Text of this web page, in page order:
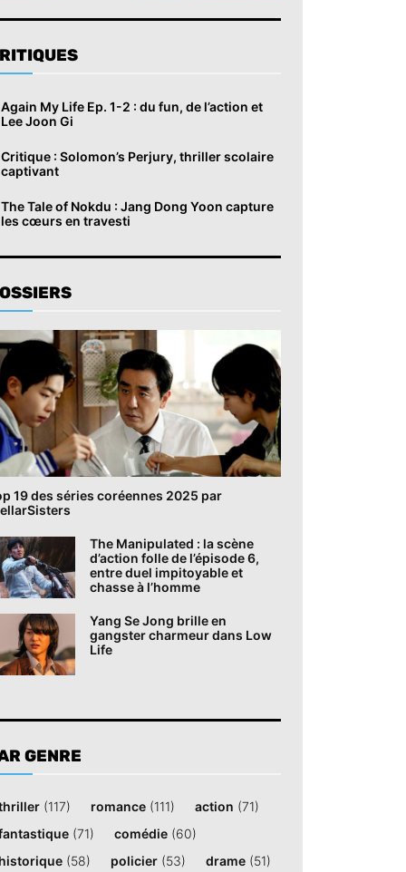
Again My Life Ep. 1-2 : du fun, de l’action et
Lee Joon Gi
Critique : Solomon’s Perjury, thriller scolaire
captivant
The Tale of Nokdu : Jang Dong Yoon capture
les cœurs en travesti
19 des séries coréennes 2025 par
The Manipulated : la scène
d’action folle de l’épisode 6,
entre duel impitoyable et
chasse à l’homme
Yang Se Jong brille en
gangster charmeur dans Low
Life
GENRE
(117) romance (111) action (71)
(71) comédie (60)
(58) policier (53) drame (51)